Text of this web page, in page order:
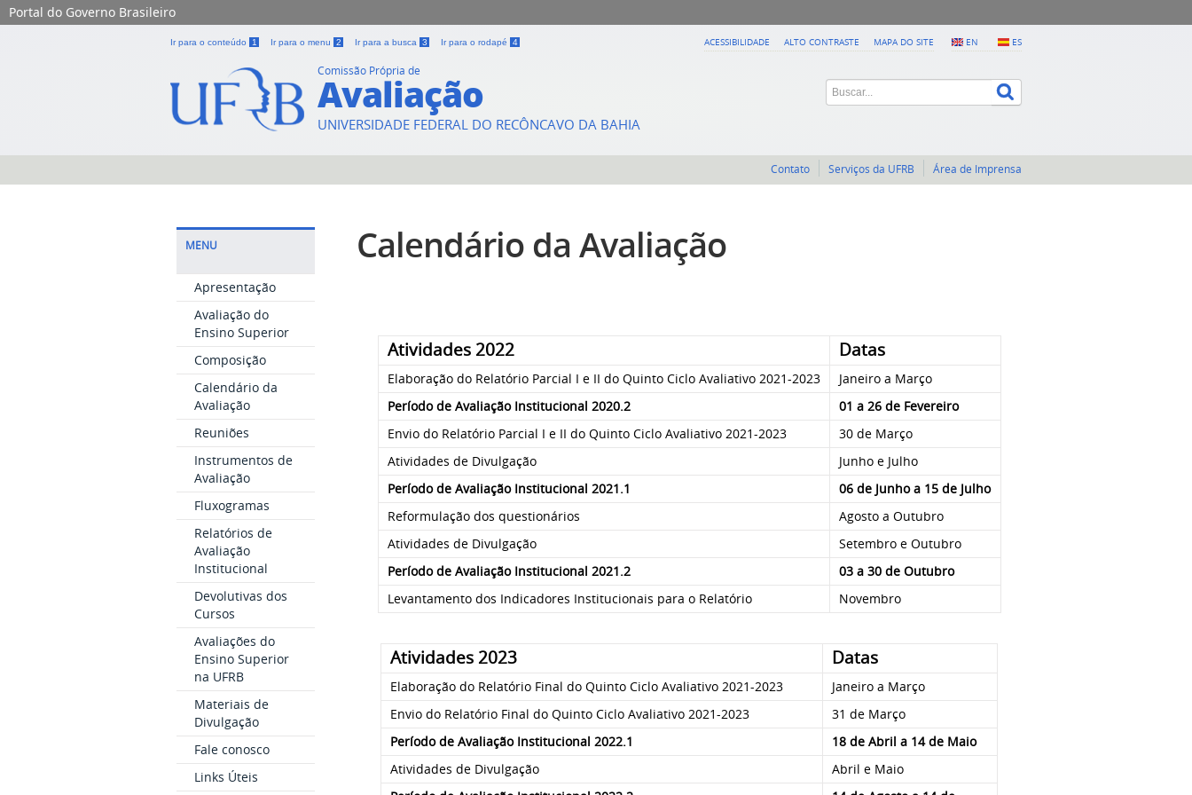
Portal do Governo Brasileiro
Ir para o conteúdo 1 Ir para o menu 2 Ir para a busca 3 Ir para o rodapé 4 EN ES
ACESSIBILIDADE ALTO CONTRASTE MAPA DO SITE
Comissão Própria de
Avaliação
UNIVERSIDADE FEDERAL DO RECÔNCAVO DA BAHIA
Contato Serviços da UFRB Área de Imprensa
MENU
Apresentação
Avaliação do
Ensino Superior
Composição
Calendário da
Avaliação
Reuniões
Instrumentos de
Avaliação
Fluxogramas
Relatórios de
Avaliação
Institucional
Devolutivas dos
Cursos
Avaliações do
Ensino Superior
na UFRB
Materiais de
Divulgação
Fale conosco
Links Úteis
Calendário da Avaliação
Atividades 2022 Datas
Elaboração do Relatório Parcial I e II do Quinto Ciclo Avaliativo 2021-2023
Janeiro a Março
Período de Avaliação Institucional 2020.2
01 a 26 de Fevereiro
Envio do Relatório Parcial I e II do Quinto Ciclo Avaliativo 2021-2023
30 de Março
Atividades de Divulgação
Junho e Julho
Período de Avaliação Institucional 2021.1
06 de Junho a 15 de Julho
Reformulação dos questionários
Agosto a Outubro
Atividades de Divulgação
Setembro e Outubro
Período de Avaliação Institucional 2021.2
03 a 30 de Outubro
Levantamento dos Indicadores Institucionais para o Relatório
Novembro
Atividades 2023 Datas
Elaboração do Relatório Final do Quinto Ciclo Avaliativo 2021-2023
Janeiro a Março
Envio do Relatório Final do Quinto Ciclo Avaliativo 2021-2023
31 de Março
Período de Avaliação Institucional 2022.1
18 de Abril a 14 de Maio
Atividades de Divulgação
Abril e Maio